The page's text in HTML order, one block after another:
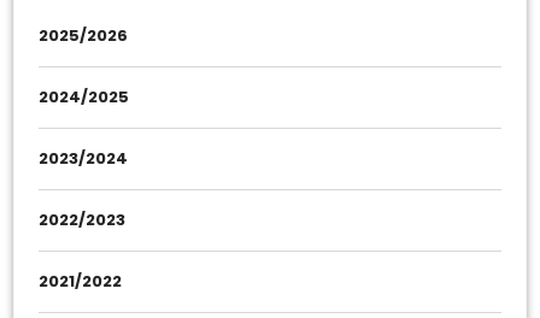
2025/2026
2024/2025
2023/2024
2022/2023
2021/2022